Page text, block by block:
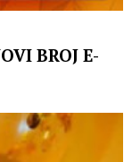
BROJ E-